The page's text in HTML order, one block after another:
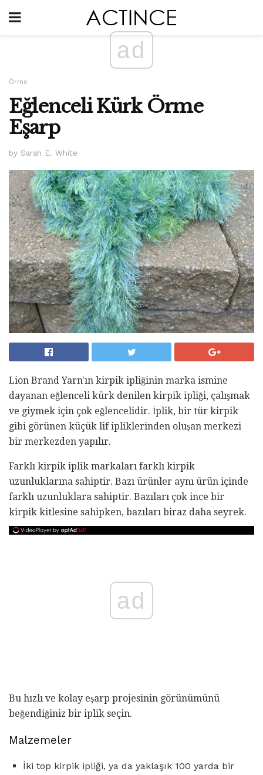
ad
Örme
Eğlenceli Kürk Örme
Eşarp
by Sarah E. White
Lion Brand Yarn'ın kirpik ipliğinin marka ismine
dayanan eğlenceli kürk denilen kirpik ipliği, çalışmak
ve giymek için çok eğlencelidir. İplik, bir tür kirpik
gibi görünen küçük lif ipliklerinden oluşan merkezi
bir merkezden yapılır.
Farklı kirpik iplik markaları farklı kirpik
uzunluklarına sahiptir. Bazı ürünler aynı ürün içinde
farklı uzunluklara sahiptir. Bazıları çok ince bir
kirpik kitlesine sahipken, bazıları biraz daha seyrek.
ad
Bu hızlı ve kolay eşarp projesinin görünümünü
beğendiğiniz bir iplik seçin.
Malzemeler
İki top kirpik ipliği, ya da yaklaşık 100 yarda bir